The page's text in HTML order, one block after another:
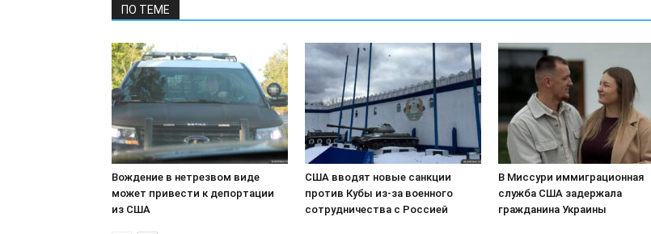
ПО ТЕМЕ
Вождение в нетрезвом виде
может привести к депортации
из США
США вводят новые санкции
против Кубы из-за военного
сотрудничества с Россией
В Миссури иммиграционная
служба США задержала
гражданина Украины